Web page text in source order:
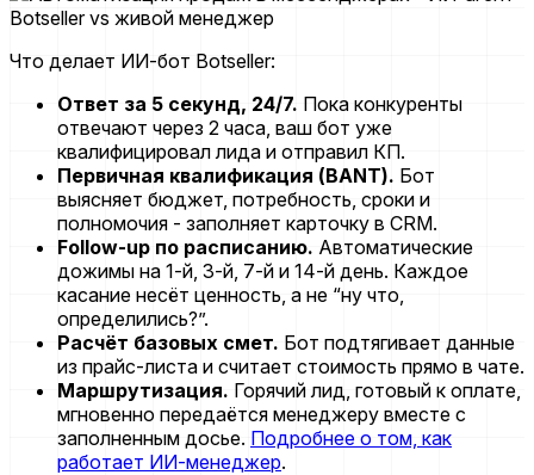
Что делает ИИ-бот Botseller:
Ответ за 5 секунд, 24/7. Пока конкуренты
отвечают через 2 часа, ваш бот уже
квалифицировал лида и отправил КП.
Первичная квалификация (BANT). Бот
выясняет бюджет, потребность, сроки и
полномочия - заполняет карточку в CRM.
Follow-up по расписанию. Автоматические
дожимы на 1-й, 3-й, 7-й и 14-й день. Каждое
касание несёт ценность, а не “ну что,
определились?”.
Расчёт базовых смет. Бот подтягивает данные
из прайс-листа и считает стоимость прямо в чате.
Маршрутизация. Горячий лид, готовый к оплате,
мгновенно передаётся менеджеру вместе с
заполненным досье. Подробнее о том, как
работает ИИ-менеджер.